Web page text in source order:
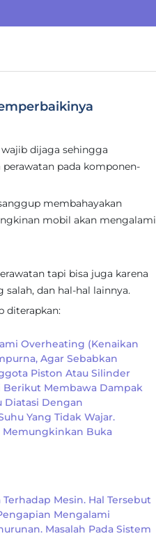
dijaga sehingga
pada komponen-
membahayakan
mobil akan mengalami
tapi bisa juga karena
dan hal-hal lainnya.
diterapkan:
Overheating (kenaikan
Agar Sebabkan
Piston Atau Silinder
Membawa Dampak
Diatasi Dengan
Yang Tidak Wajar.
Memungkinkan Buka
Mesin. Hal Tersebut
Mengalami
Masalah Pada Sistem